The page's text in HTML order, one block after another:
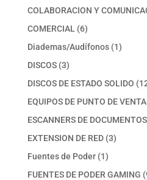
COLABORACION Y
COMERCIAL 66
productos
Diademas/Audífonos 11
DISCOS 33
productos
DISCOS DE ESTADO SOLIDO
EQUIPOS DE PUNTO DE VENTA
ESCANNERS DE DOCUMENTOS
EXTENSION DE RED 33
Fuentes de Poder 11
producto
FUENTES DE PODER GAMING